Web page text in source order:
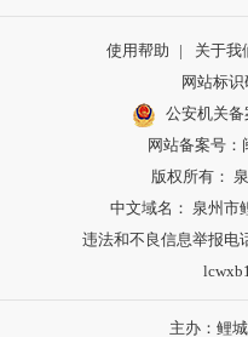
使用帮助 | 关于我
网站标
公安机关备
网站备案号：
版权所有：
中文域名： 泉州市
违法和不良信息举报电
主办：鲤